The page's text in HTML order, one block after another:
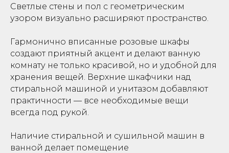
Светлые стены и пол с геометрическим
узором визуально расширяют пространство.
Гармонично вписанные розовые шкафы
создают приятный акцент и делают ванную
комнату не только красивой, но и удобной для
хранения вещей. Верхние шкафчики над
стиральной машиной и унитазом добавляют
практичности — все необходимые вещи
всегда под рукой.
Наличие стиральной и сушильной машин в
ванной делает помещение